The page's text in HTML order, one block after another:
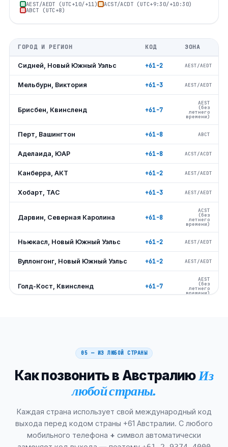
AEST/AEDT (UTC+10/+11)
ACST/ACDT (UTC+9:30/+10:30)
АВСТ (UTC+8)
ГОРОД И РЕГИОН КОД ЗОНА
Сидней, Новый Южный Уэльс +61-2 AEST/AEDT
Мельбурн, Виктория +61-3 AEST/AEDT
Брисбен, Квинсленд +61-7
AEST
(без
летнего
времени)
Перт, Вашингтон +61-8 АВСТ
Аделаида, ЮАР +61-8 ACST/ACDT
Канберра, АКТ +61-2 AEST/AEDT
Хобарт, ТАС +61-3 AEST/AEDT
Дарвин, Северная Каролина +61-8
ACST
(без
летнего
времени)
Ньюкасл, Новый Южный Уэльс +61-2 AEST/AEDT
Вуллонгонг, Новый Южный Уэльс +61-2 AEST/AEDT
Голд-Кост, Квинсленд +61-7
AEST
(без
летнего
времени)
времени)
Кэрнс, Квинсленд, Квинсленд +61-7
Тувумба, Квинсленд, Квинсленд +61-7 (без
летнего
времени)
05 — ИЗ ЛЮБОЙ СТРАНЫ
Как позвонить в АвстралиюИз
любой страны.
Каждая страна использует свой международный код
выхода перед кодом страны +61 Австралии. С любого
мобильного телефона + символ автоматически